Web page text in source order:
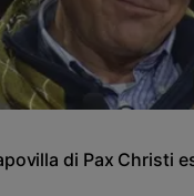
di Pax Christi